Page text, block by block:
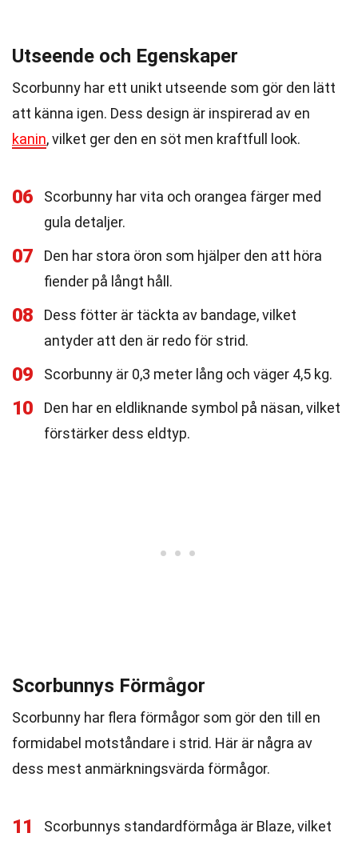
Utseende och Egenskaper
Scorbunny har ett unikt utseende som gör den lätt
att känna igen. Dess design är inspirerad av en
kanin, vilket ger den en söt men kraftfull look.
06
Scorbunny har vita och orangea färger med
gula detaljer.
07
Den har stora öron som hjälper den att höra
fiender på långt håll.
08
Dess fötter är täckta av bandage, vilket
antyder att den är redo för strid.
09 Scorbunny är 0,3 meter lång och väger 4,5 kg.
10
Den har en eldliknande symbol på näsan, vilket
förstärker dess eldtyp.
Scorbunnys Förmågor
Scorbunny har flera förmågor som gör den till en
formidabel motståndare i strid. Här är några av
dess mest anmärkningsvärda förmågor.
11 Scorbunnys standardförmåga är Blaze, vilket